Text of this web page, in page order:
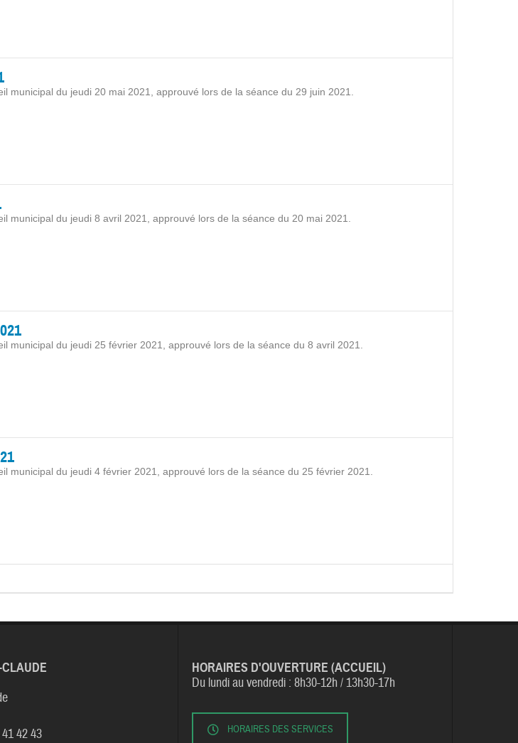
municipal du jeudi 20 mai 2021, approuvé lors de la séance du 29 juin 2021.
municipal du jeudi 8 avril 2021, approuvé lors de la séance du 20 mai 2021.
municipal du jeudi 25 février 2021, approuvé lors de la séance du 8 avril 2021.
municipal du jeudi 4 février 2021, approuvé lors de la séance du 25 février 2021.
42 43
HORAIRES D'OUVERTURE (ACCUEIL)
Du lundi au vendredi : 8h30-12h / 13h30-17h
HORAIRES DES SERVICES